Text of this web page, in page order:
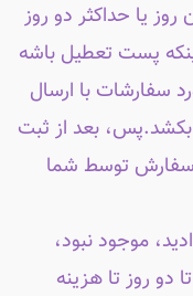
یا حداکثر دو روز
پست تعطیل باشه
سفارشات با ارسال
بعد از ثبت
سفارش توسط شما
موجود نبود،
روز تا هزینه